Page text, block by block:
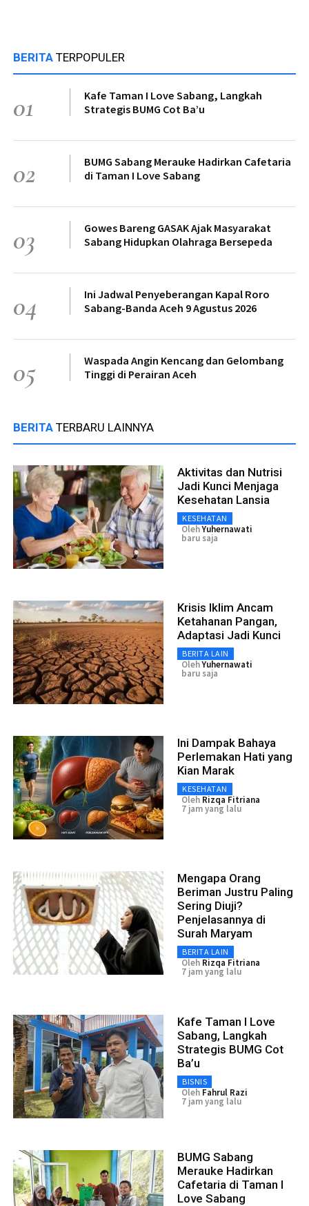
BERITA TERPOPULER
01
Kafe Taman I Love Sabang, Langkah
Strategis BUMG Cot Ba’u
02
BUMG Sabang Merauke Hadirkan Cafetaria
di Taman I Love Sabang
03
Gowes Bareng GASAK Ajak Masyarakat
Sabang Hidupkan Olahraga Bersepeda
04
Ini Jadwal Penyeberangan Kapal Roro
Sabang-Banda Aceh 9 Agustus 2026
05
Waspada Angin Kencang dan Gelombang
Tinggi di Perairan Aceh
BERITA TERBARU LAINNYA
Aktivitas dan Nutrisi
Jadi Kunci Menjaga
Kesehatan Lansia
KESEHATAN
OlehYuhernawati
baru saja
Krisis Iklim Ancam
Ketahanan Pangan,
Adaptasi Jadi Kunci
BERITA LAIN
OlehYuhernawati
baru saja
Ini Dampak Bahaya
Perlemakan Hati yang
Kian Marak
KESEHATAN
Oleh Rizqa Fitriana
7 jam yang lalu
Mengapa Orang
Beriman Justru Paling
Sering Diuji?
Penjelasannya di
Surah Maryam
BERITA LAIN
Oleh Rizqa Fitriana
7 jam yang lalu
Kafe Taman I Love
Sabang, Langkah
Strategis BUMG Cot
Ba’u
BISNIS
Oleh Fahrul Razi
7 jam yang lalu
BUMG Sabang
Merauke Hadirkan
Cafetaria di Taman I
Love Sabang